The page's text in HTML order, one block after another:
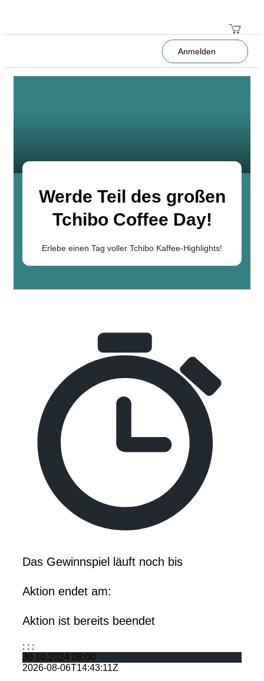
Anmelden
Werde Teil des großen
Tchibo Coffee Day!
Erlebe einen Tag voller Tchibo Kaffee-Highlights!
Das Gewinnspiel läuft noch bis
Aktion endet am:
Aktion ist bereits beendet
: : :
30.10.2024 08:00
2026-08-06T14:43:11Z